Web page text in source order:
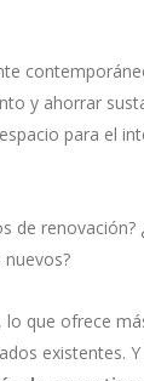
y ahorrar
para el
de
que ofrece
existentes.